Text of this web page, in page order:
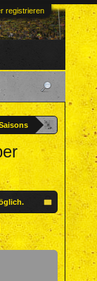
registrieren